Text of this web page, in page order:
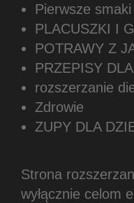
Pierwsze smaki
PLACUSZKI I
POTRAWY Z
PRZEPISY
rozszerzanie
Zdrowie
ZUPY DLA
Strona
wyłącznie celom